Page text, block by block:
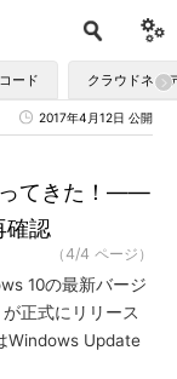
ード クラウドネイ
2017年4月12日 公開
ってきた！――
確認
（4/4 ページ）
10の最新バージ
正式にリリース
Windows Update